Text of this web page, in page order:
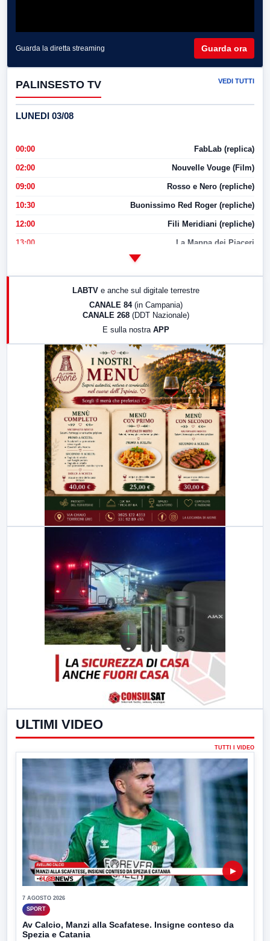
Guarda la diretta streaming Guarda ora
PALINSESTO TV VEDI TUTTI
LUNEDI 03/08
00:00 FabLab (replica)
02:00 Nouvelle Vouge (Film)
09:00 Rosso e Nero (repliche)
10:30 Buonissimo Red Roger (repliche)
12:00 Fili Meridiani (repliche)
13:00 La Mappa dei Piaceri
LabNews (replica)
LABTV e anche sul digitale terrestre
CANALE 84 (in Campania)
CANALE 268 (DDT Nazionale)
E sulla nostra APP
ULTIMI VIDEO
TUTTI I VIDEO
▶
7 AGOSTO 2026
SPORT
Av Calcio, Manzi alla Scafatese. Insigne conteso da
Spezia e Catania